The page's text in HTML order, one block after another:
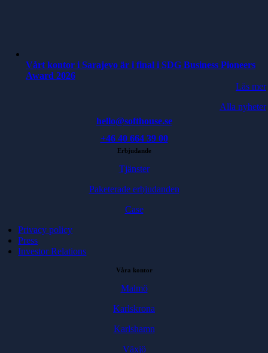
Vårt kontor i Sarajevo är i final i SDG Business Pioneers
Award 2026
Läs mer
Alla nyheter
hello@softhouse.se
+46 40 664 39 00
Erbjudande
Tjänster
Paketerade erbjudanden
Case
Privacy policy
Press
Investor Relations
Våra kontor
Malmö
Karlskrona
Karlshamn
Växjö